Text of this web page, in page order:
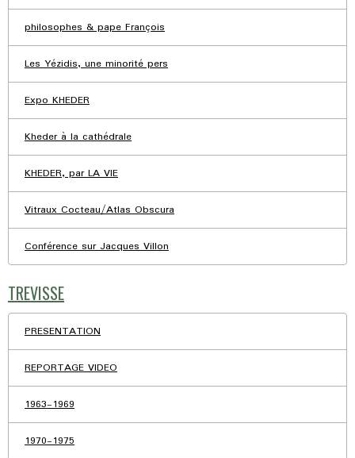
philosophes & pape François
Les Yézidis, une minorité pers
Expo KHEDER
Kheder à la cathédrale
KHEDER, par LA VIE
Vitraux Cocteau/Atlas Obscura
Conférence sur Jacques Villon
TREVISSE
PRESENTATION
REPORTAGE VIDEO
1963-1969
1970-1975